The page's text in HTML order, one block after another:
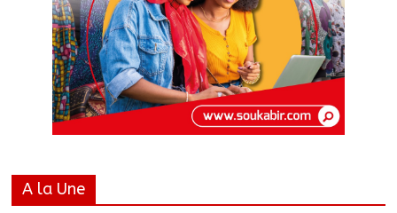
A la Une